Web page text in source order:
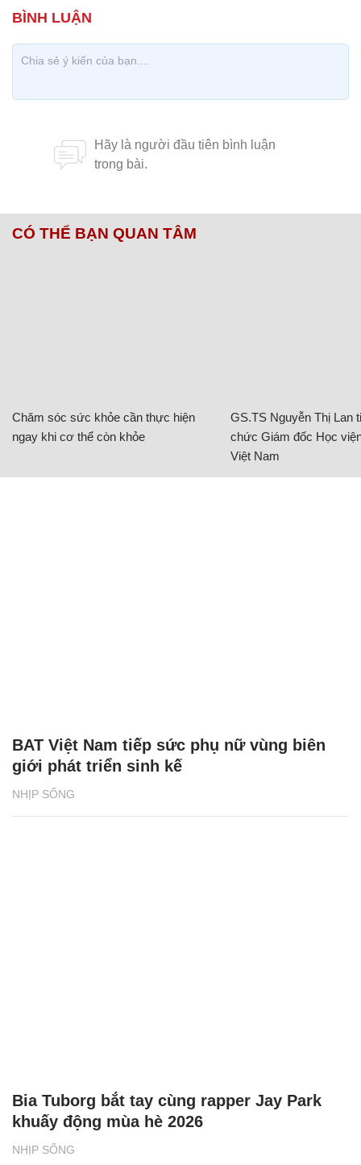
CÓ THỂ BẠN QUAN TÂM
Chăm sóc sức khỏe cần thực hiện
ngay khi cơ thể còn khỏe
GS.TS Nguyễn Thị Lan
chức Giám đốc Học
Việt Nam
NHỊP SỐNG
BAT Việt Nam tiếp sức phụ nữ vùng biên
giới phát triển sinh kế
NHỊP SỐNG
Bia Tuborg bắt tay cùng rapper Jay Park
khuấy động mùa hè 2026